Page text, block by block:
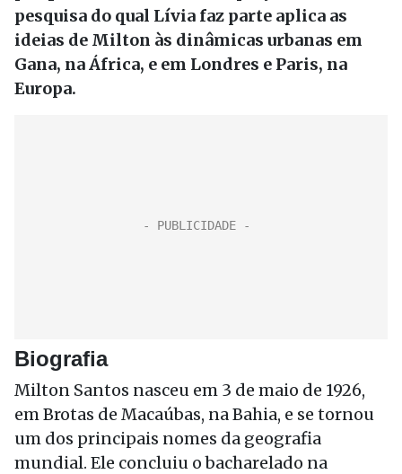
pesquisa do qual Lívia faz parte aplica as
ideias de Milton às dinâmicas urbanas em
Gana, na África, e em Londres e Paris, na
Europa.
Biografia
Milton Santos nasceu em 3 de maio de 1926,
em Brotas de Macaúbas, na Bahia, e se tornou
um dos principais nomes da geografia
mundial. Ele concluiu o bacharelado na